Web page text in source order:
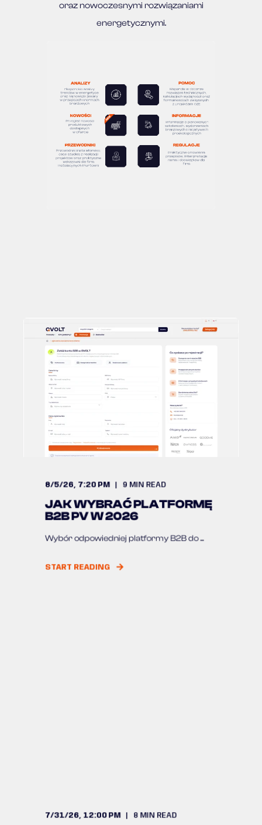
oraz nowoczesnymi rozwiązaniami
energetycznymi.
8/5/26, 7:20 PM 9 MIN READ
JAK WYBRAĆ PLATFORMĘ
B2B PV W 2026
Wybór odpowiedniej platformy B2B do ...
START READING
7/31/26, 12:00 PM 8 MIN READ